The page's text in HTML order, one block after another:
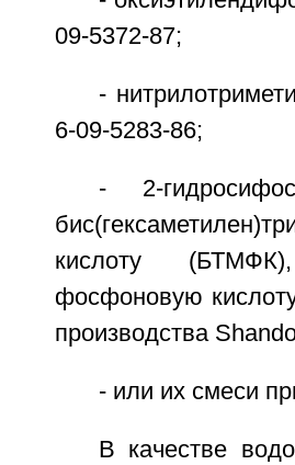
09-5372-87;
-
6-09-5283-86;
- 2-
кислоту (БТМФК),
фосфоновую
производства
- или их смеси
В качестве